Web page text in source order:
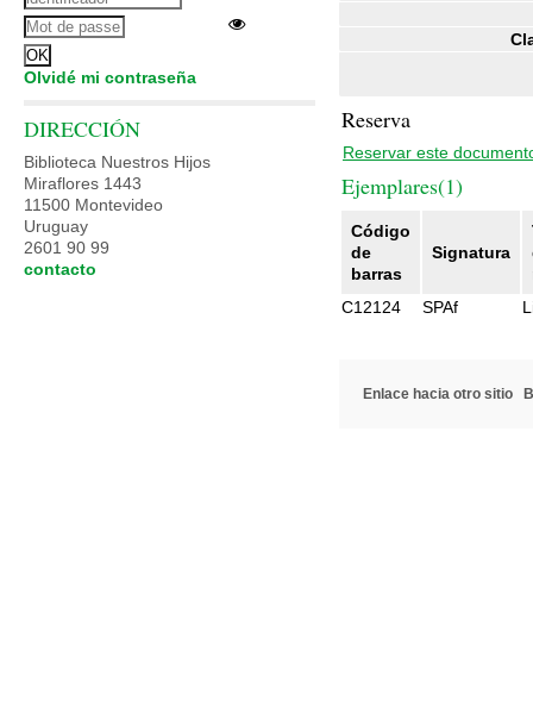
Reserva
Reservar este
Ejemplares(1)
Código
de
barras
Signatura
C12124
SPAf
Enlace hacia otro sitio
Olvidé mi contraseña
DIRECCIÓN
Biblioteca Nuestros Hijos
Miraflores 1443
11500 Montevideo
Uruguay
2601 90 99
contacto